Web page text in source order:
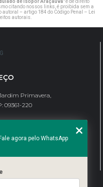
de Isopor Araçaúva" é de direito
citando nossos links, é proibida sem a
autoral – artigo 184 do Código Penal – Lei
autorais.
Primavera,
09361-220
8630
agora pelo WhatsApp